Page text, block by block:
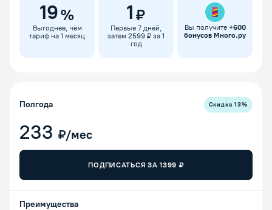
19%
Выгоднее, чем
тариф на 1 месяц
1 ₽
Первые 7 дней,
затем 2599 ₽ за 1
год
Вы получите +600
бонусов Много.ру
Полгода Скидка13%
233 ₽/мес
ПОДПИСАТЬСЯ ЗА1399 ₽
Преимущества